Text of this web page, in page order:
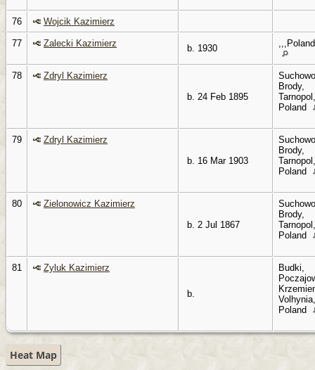
76 Wojcik Kazimierz
77 Zalecki Kazimierz b. 1930 ,,,Poland
78
Zdryl Kazimierz
b. 24 Feb 1895
Brody,
Tarnopol,
Poland
79
Zdryl Kazimierz
b. 16 Mar 1903
Brody,
Tarnopol,
Poland
80
Zielonowicz Kazimierz
b. 2 Jul 1867
Brody,
Tarnopol,
Poland
81 Zyluk Kazimierz
b.
Budki,
Volhynia,
Poland
Heat Map